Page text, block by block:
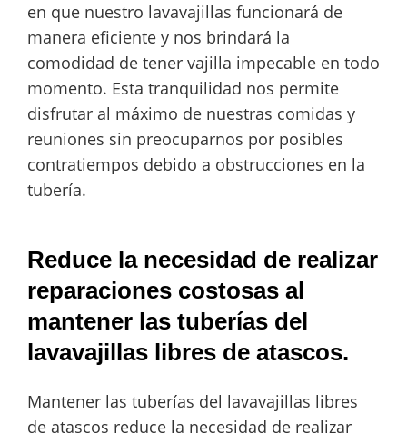
en que nuestro lavavajillas funcionará de
manera eficiente y nos brindará la
comodidad de tener vajilla impecable en todo
momento. Esta tranquilidad nos permite
disfrutar al máximo de nuestras comidas y
reuniones sin preocuparnos por posibles
contratiempos debido a obstrucciones en la
tubería.
Reduce la necesidad de realizar
reparaciones costosas al
mantener las tuberías del
lavavajillas libres de atascos.
Mantener las tuberías del lavavajillas libres
de atascos reduce la necesidad de realizar